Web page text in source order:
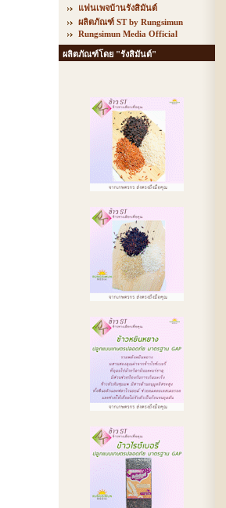
แฟนเพจบ้านรังสิมันต์
ผลิตภัณฑ์ ST by Rungsimun
Rungsimun Media Official
ผลิตภัณฑ์โดย "รังสิมันต์"